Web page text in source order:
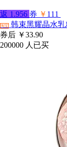
返 1.956 券 ￥ 111
淘宝 韩束黑耀晶水
券后 ￥33.90
200000 人已买